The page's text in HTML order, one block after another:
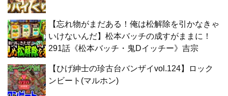
【忘れ物がまだある！俺は松解除を引かなきゃ
いけないんだ】松本バッチの成すがままに！
291話《松本バッチ・鬼Dイッチー》吉宗
【ひげ紳士の珍古台バンザイvol.124】ロック
ンビート(マルホン)